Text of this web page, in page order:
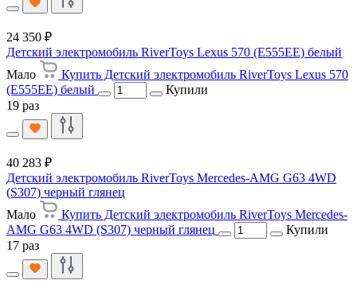
24 350 ₽
Детский электромобиль RiverToys Lexus 570 (E555EE) белый
Мало
Купить Детский электромобиль RiverToys Lexus 570
(E555EE) белый
Купили
19 раз
40 283 ₽
Детский электромобиль RiverToys Mercedes-AMG G63 4WD
(S307) черный глянец
Мало
Купить Детский электромобиль RiverToys Mercedes-
AMG G63 4WD (S307) черный глянец
Купили
17 раз